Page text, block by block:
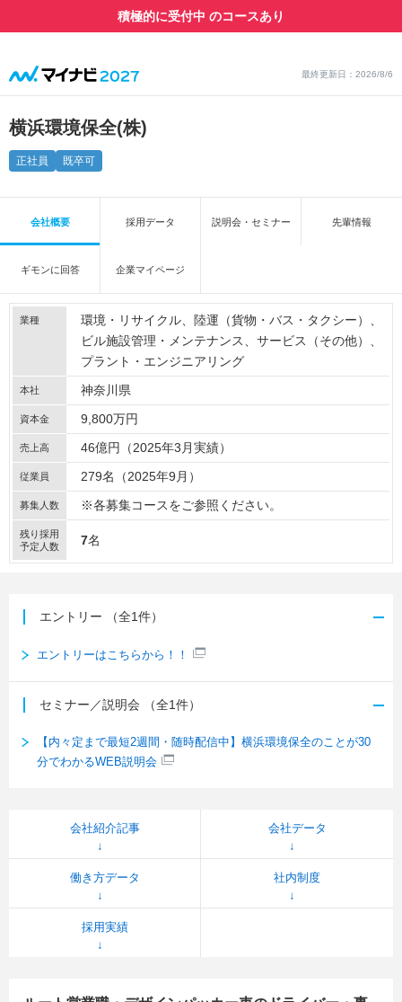
最終更新日：2026/8/6
横浜環境保全(株)
正社員 既卒可
積極的に受付中 のコースあり
会社概要 採用データ 説明会・セミナー 先輩情報
ギモンに回答 企業マイページ
業種 環境・リサイクル
陸運（貨物・バス・タクシー）
ビル施設管理・メンテナンス
サービス（その他）
プラント・エンジニアリング
本社 神奈川県
資本金 9,800万円
売上高 46億円（2025年3月実績）
従業員 279名（2025年9月）
募集人数 ※各募集コースをご参照ください。
残り採用
予定人数
7名
エントリー （全1件）
エントリーはこちらから！！
セミナー／説明会 （全1件）
【内々定まで最短2週間・随時配信中】横浜環境保全のことが30
分でわかるWEB説明会
会社紹介記事 会社データ
働き方データ 社内制度
採用実績